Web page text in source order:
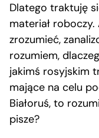
Dlatego traktuję
materiał
zrozumieć,
rozumiem,
jakimś rosyjskim
mające na celu
Białoruś, to
pisze?